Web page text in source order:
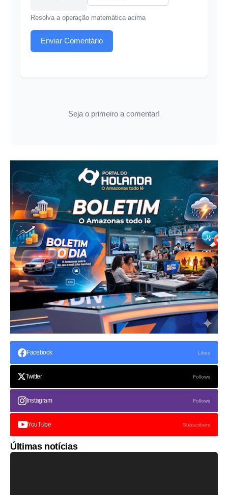
Resolva a operação matemática acima
Enviar Comentário
Seja o primeiro a comentar!
Facebook Likes
Twitter Follows
Instagram Follows
YouTube Subscribers
Últimas notícias